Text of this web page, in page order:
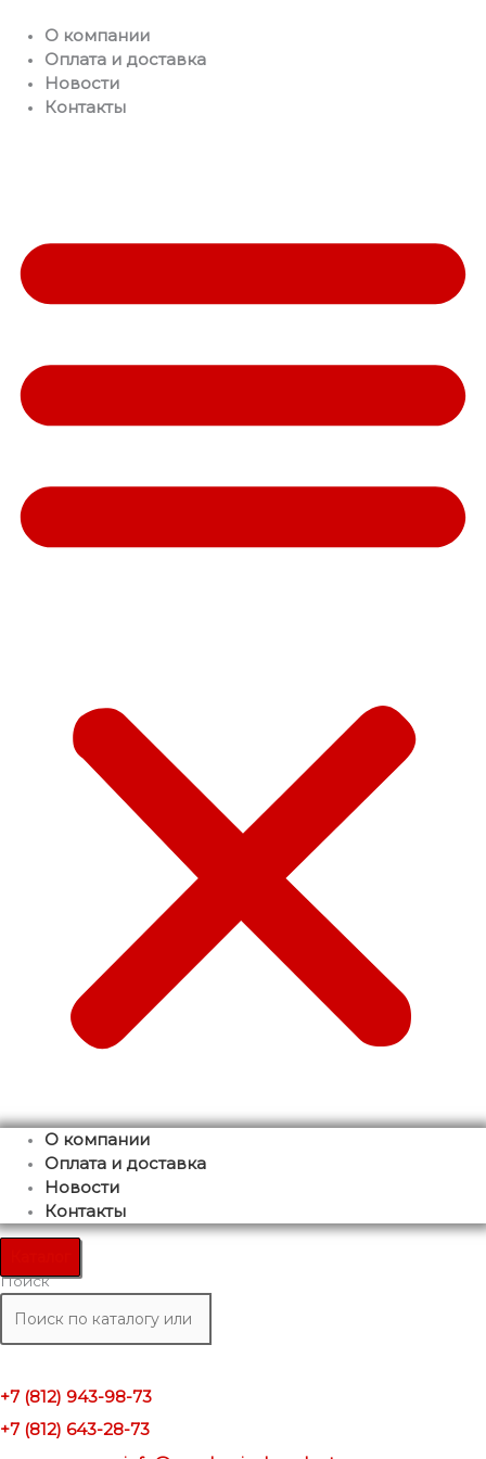
содержимому
О компании
Оплата и доставка
Новости
Контакты
О компании
Оплата и доставка
Новости
Контакты
Поиск
+7 (812) 943-98-73
+7 (812) 643-28-73